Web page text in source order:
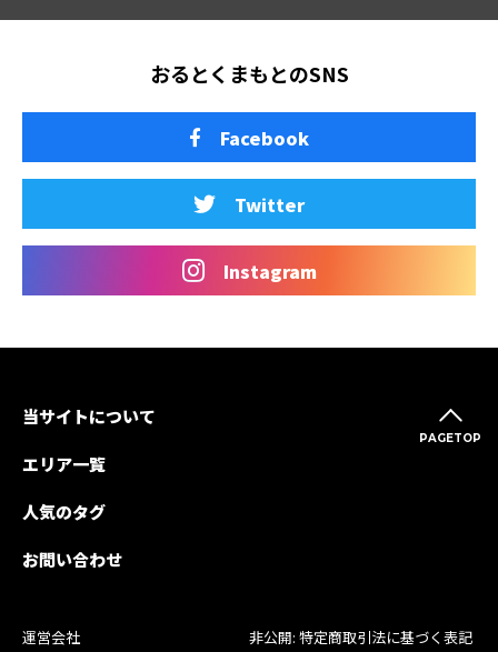
おるとくまもとのSNS
Facebook
Twitter
Instagram
PAGETOP
当サイトについて
エリア一覧
人気のタグ
お問い合わせ
運営会社 非公開: 特定商取引法に基づく表記